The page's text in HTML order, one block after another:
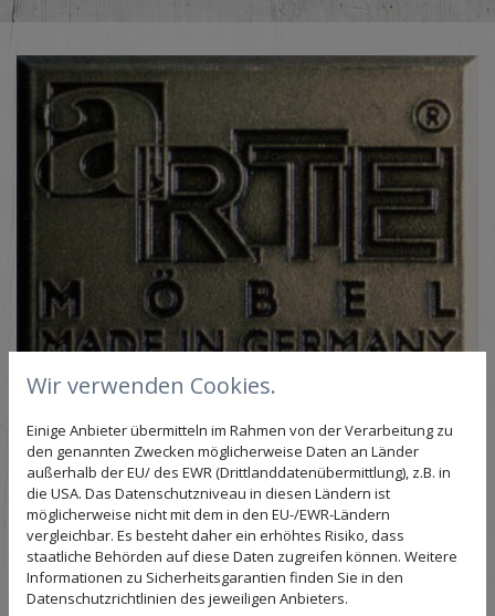
0391 - 6313440
Wir verwenden Cookies.
Einige Anbieter übermitteln im Rahmen von der Verarbeitung zu
den genannten Zwecken möglicherweise Daten an Länder
außerhalb der EU/ des EWR (Drittlanddatenübermittlung), z.B. in
die USA. Das Datenschutzniveau in diesen Ländern ist
möglicherweise nicht mit dem in den EU-/EWR-Ländern
vergleichbar. Es besteht daher ein erhöhtes Risiko, dass
staatliche Behörden auf diese Daten zugreifen können. Weitere
Informationen zu Sicherheitsgarantien finden Sie in den
Datenschutzrichtlinien des jeweiligen Anbieters.